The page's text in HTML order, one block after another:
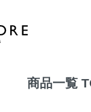
商品一覧